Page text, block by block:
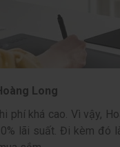
Long
phí khá cao. Vì vậy,
lãi suất. Đi kèm đó